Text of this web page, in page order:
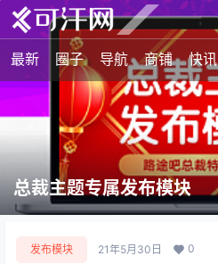
最新 圈子 导航 商铺 快讯
总裁主题专属发布模块
发布模块 21年5月30日 0